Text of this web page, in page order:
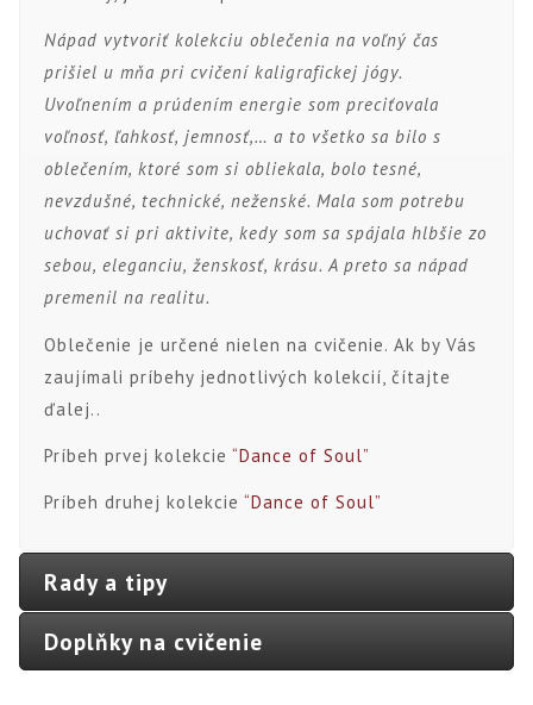
Nápad vytvoriť kolekciu oblečenia na voľný čas
prišiel u mňa pri cvičení kaligrafickej jógy.
Uvoľnením a prúdením energie som preciťovala
voľnosť, ľahkosť, jemnosť,… a to všetko sa bilo s
oblečením, ktoré som si obliekala, bolo tesné,
nevzdušné, technické, neženské. Mala som potrebu
uchovať si pri aktivite, kedy som sa spájala hlbšie zo
sebou, eleganciu, ženskosť, krásu. A preto sa nápad
premenil na realitu.
Oblečenie je určené nielen na cvičenie. Ak by Vás
zaujímali príbehy jednotlivých kolekcií, čítajte
ďalej..
Príbeh prvej kolekcie“Dance of Soul”
Príbeh druhej kolekcie“Dance of Soul”
Rady a tipy
Doplňky na cvičenie